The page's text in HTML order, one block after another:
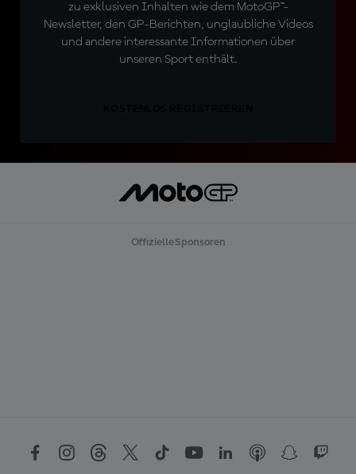
zu exklusiven Inhalten wie dem MotoGP™-
Newsletter, den GP-Berichten, unglaubliche Videos
und andere interessante Informationen über
unseren Sport enthält.
Offizielle Sponsoren